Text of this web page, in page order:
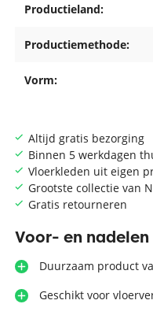
Altijd gratis bezorging
Binnen 5 werkdagen
Vloerkleden uit eigen
Grootste collectie van
Gratis retourneren
Voor- en nadelen
Duurzaam product
Geschikt voor
Productieland:
Productiemethode:
Vorm: